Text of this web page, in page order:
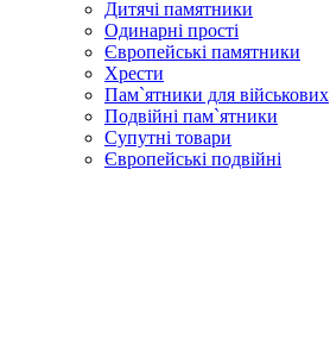
Дитячі памятники
Одинарні прості
Європейські памятники
Хрести
Пам`ятники для військових
Подвійні пам`ятники
Супутні товари
Європейські подвійні